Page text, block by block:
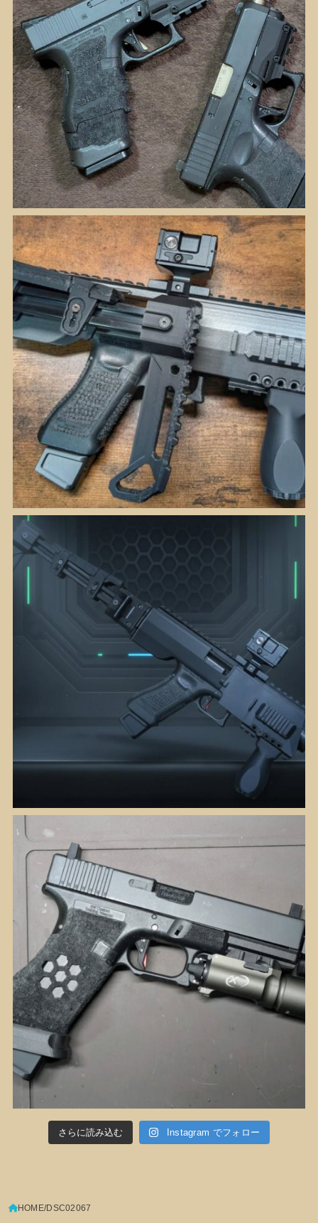
さらに読み込む Instagram でフォロー
HOME DSC02067